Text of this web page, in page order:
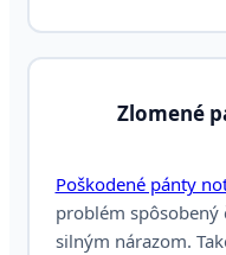
Zlomené
Poškodené pánty
problém
silným nárazom.